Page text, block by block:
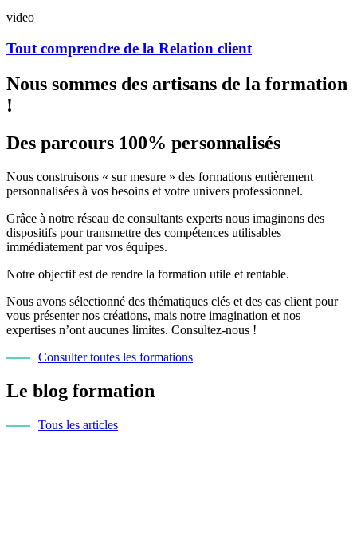
video
Tout comprendre de la Relation client
Nous sommes des artisans de la formation
!
Des parcours 100% personnalisés
Nous construisons « sur mesure » des formations entièrement
personnalisées à vos besoins et votre univers professionnel.
Grâce à notre réseau de consultants experts nous imaginons des
dispositifs pour transmettre des compétences utilisables
immédiatement par vos équipes.
Notre objectif est de rendre la formation utile et rentable.
Nous avons sélectionné des thématiques clés et des cas client pour
vous présenter nos créations, mais notre imagination et nos
expertises n’ont aucunes limites. Consultez-nous !
Consulter toutes les formations
Le blog formation
Tous les articles